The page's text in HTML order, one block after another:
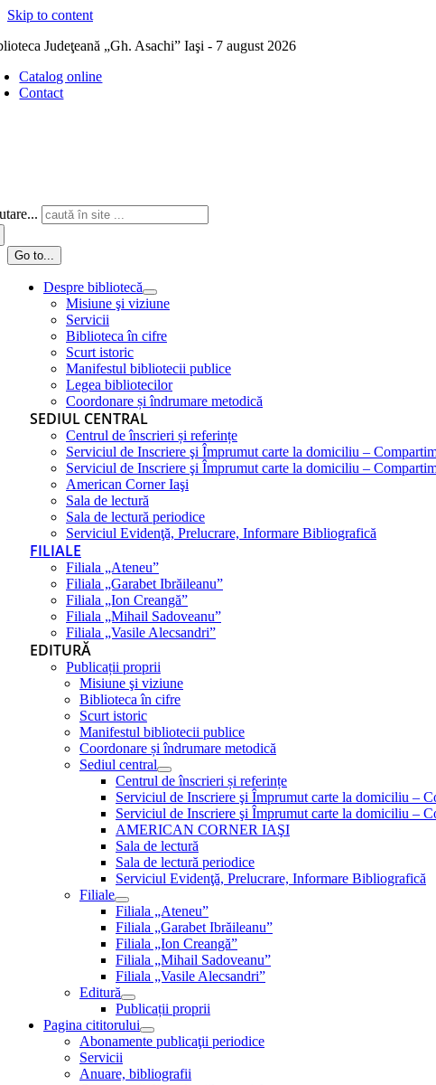
Skip to content
Judeţeană „Gh. Asachi” Iaşi - 7 august 2026
Catalog online
Contact
Go to...
Despre bibliotecă
Misiune şi viziune
Servicii
Biblioteca în cifre
Scurt istoric
Manifestul bibliotecii publice
Legea bibliotecilor
Coordonare și îndrumare metodică
SEDIUL CENTRAL
Centrul de înscrieri și referințe
Serviciul de Inscriere şi Împrumut carte la domiciliu –
Serviciul de Inscriere şi Împrumut carte la domiciliu –
American Corner Iaşi
Sala de lectură
Sala de lectură periodice
Serviciul Evidenţă, Prelucrare, Informare Bibliografică
FILIALE
Filiala „Ateneu”
Filiala „Garabet Ibrăileanu”
Filiala „Ion Creangă”
Filiala „Mihail Sadoveanu”
Filiala „Vasile Alecsandri”
EDITURĂ
Publicații proprii
Misiune şi viziune
Biblioteca în cifre
Scurt istoric
Manifestul bibliotecii publice
Coordonare și îndrumare metodică
Sediul central
Centrul de înscrieri și referințe
Serviciul de Inscriere şi Împrumut carte la domiciliu –
Serviciul de Inscriere şi Împrumut carte la domiciliu –
AMERICAN CORNER IAŞI
Sala de lectură
Sala de lectură periodice
Serviciul Evidenţă, Prelucrare, Informare Bibliografică
Filiale
Filiala „Ateneu”
Filiala „Garabet Ibrăileanu”
Filiala „Ion Creangă”
Filiala „Mihail Sadoveanu”
Filiala „Vasile Alecsandri”
Editură
Publicații proprii
Pagina cititorului
Abonamente publicaţii periodice
Servicii
Anuare, bibliografii